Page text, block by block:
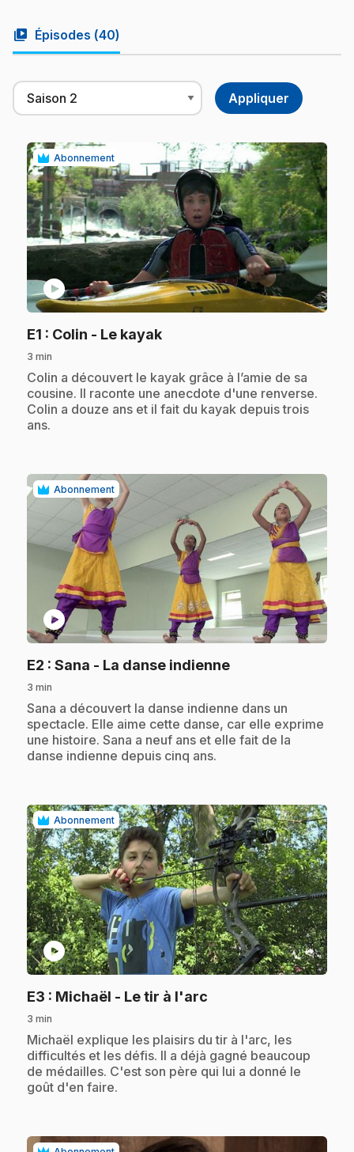
video_library Épisodes (40)
Abonnement
play_circle
E1 : Colin - Le kayak.
3 min
.Colin a découvert le kayak grâce à l’amie de sa
cousine. Il raconte une anecdote d'une renverse.
Colin a douze ans et il fait du kayak depuis trois
ans.
Abonnement
play_circle
E2 : Sana - La danse indienne.
3 min
.Sana a découvert la danse indienne dans un
spectacle. Elle aime cette danse, car elle exprime
une histoire. Sana a neuf ans et elle fait de la
danse indienne depuis cinq ans.
Abonnement
play_circle
E3 : Michaël - Le tir à l'arc
3 min
.Michaël explique les plaisirs du tir à l'arc, les
difficultés et les défis. Il a déjà gagné beaucoup
de médailles. C'est son père qui lui a donné le
goût d'en faire.